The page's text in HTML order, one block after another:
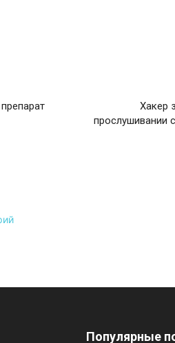
Хакер
прослушивании
Популярные